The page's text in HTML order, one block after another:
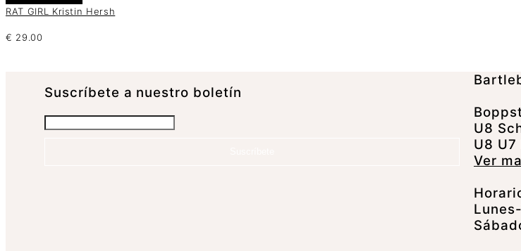
RAT GIRL Kristin Hersh
€ 29.00
Suscrí­bete a nuestro boletín
U8
U8
Ver